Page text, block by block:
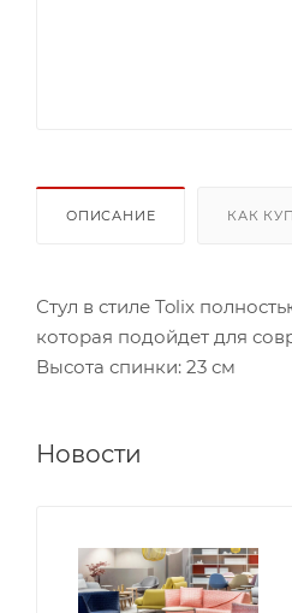
ОПИСАНИЕ КАК
Стул в стиле Tolix
которая подойдет для
Высота спинки: 23 см
Новости